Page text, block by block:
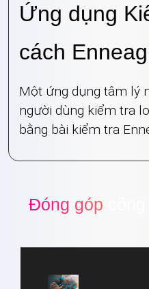
Ứng dụng
cách
Một ứng dụng tâm lý
người dùng kiểm tra
bằng bài kiểm tra
Đóng góp